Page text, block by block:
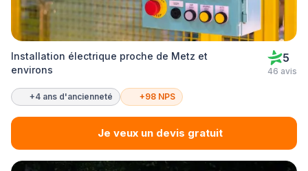
Installation électrique proche de Metz et
environs
5
46 avis
+4 ans d'ancienneté +98 NPS
Je veux un devis gratuit